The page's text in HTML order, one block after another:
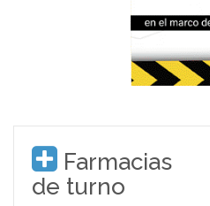
Farmacias
de turno